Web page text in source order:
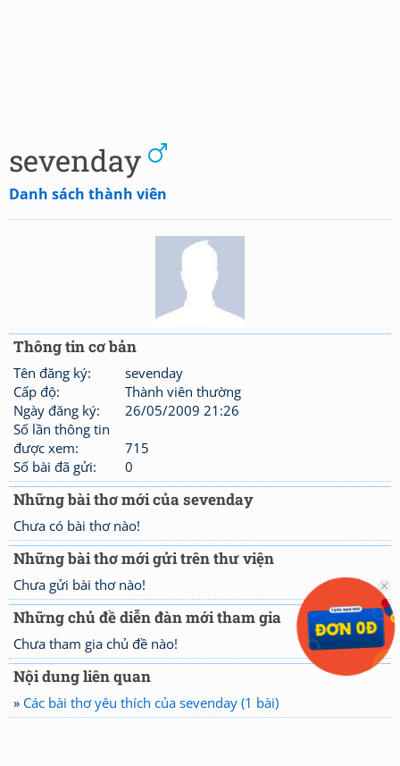
sevenday
Danh sách thành viên
Thông tin cơ bản
Tên đăng ký:
sevenday
Cấp độ:
Thành viên thường
Ngày đăng ký:
26/05/2009 21:26
Số lần thông tin
được xem:
715
Số bài đã gửi:
0
Những bài thơ mới của sevenday
Chưa có bài thơ nào!
Những bài thơ mới gửi trên thư viện
Chưa gửi bài thơ nào!
Những chủ đề diễn đàn mới tham gia
Chưa tham gia chủ đề nào!
Nội dung liên quan
» Các bài thơ yêu thích của sevenday (1 bài)